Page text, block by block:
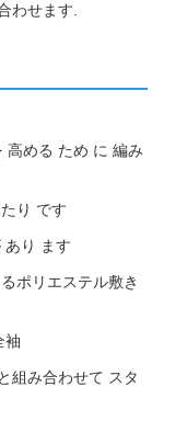
わせます.
高める ため に 編み
り です
あり ます
ポリエステル敷き
袖
組み合わせて スタ